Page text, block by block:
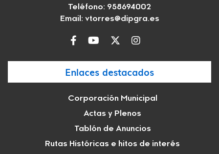
Teléfono: 958694002
Email: vtorres@dipgra.es
Enlaces destacados
Corporación Municipal
Actas y Plenos
Tablón de Anuncios
Rutas Históricas e hitos de interés